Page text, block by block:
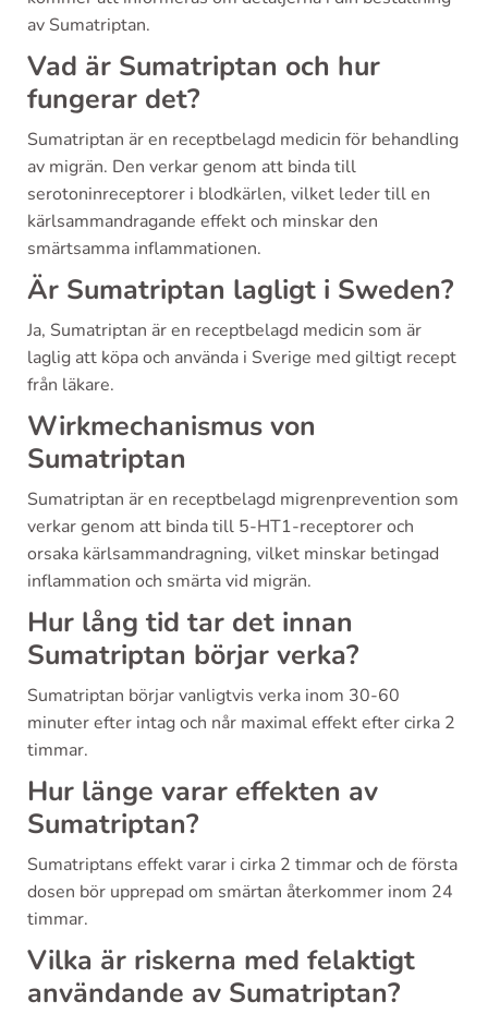
av Sumatriptan.
Vad är Sumatriptan och hur
fungerar det?
Sumatriptan är en receptbelagd medicin för behandling
av migrän. Den verkar genom att binda till
serotoninreceptorer i blodkärlen, vilket leder till en
kärlsammandragande effekt och minskar den
smärtsamma inflammationen.
Är Sumatriptan lagligt i Sweden?
Ja, Sumatriptan är en receptbelagd medicin som är
laglig att köpa och använda i Sverige med giltigt recept
från läkare.
Wirkmechanismus von
Sumatriptan
Sumatriptan är en receptbelagd migrenprevention som
verkar genom att binda till 5-HT1-receptorer och
orsaka kärlsammandragning, vilket minskar betingad
inflammation och smärta vid migrän.
Hur lång tid tar det innan
Sumatriptan börjar verka?
Sumatriptan börjar vanligtvis verka inom 30-60
minuter efter intag och når maximal effekt efter cirka 2
timmar.
Hur länge varar effekten av
Sumatriptan?
Sumatriptans effekt varar i cirka 2 timmar och de första
dosen bör upprepad om smärtan återkommer inom 24
timmar.
Vilka är riskerna med felaktigt
användande av Sumatriptan?